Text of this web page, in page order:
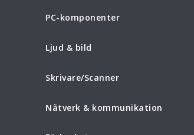
PC-komponenter
Ljud & bild
Skrivare/Scanner
Nätverk & kommunikation